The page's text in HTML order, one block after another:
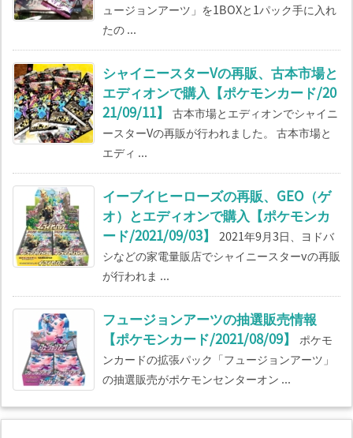
ュージョンアーツ」を1BOXと1パック手に入れ
たの ...
シャイニースターVの再販、古本市場と
エディオンで購入【ポケモンカード/20
21/09/11】
古本市場とエディオンでシャイニ
ースターVの再販が行われました。 古本市場と
エディ ...
イーブイヒーローズの再販、GEO（ゲ
オ）とエディオンで購入【ポケモンカ
ード/2021/09/03】
2021年9月3日、ヨドバ
シなどの家電量販店でシャイニースターvの再販
が行われま ...
フュージョンアーツの抽選販売情報
【ポケモンカード/2021/08/09】
ポケモ
ンカードの拡張パック「フュージョンアーツ」
の抽選販売がポケモンセンターオン ...